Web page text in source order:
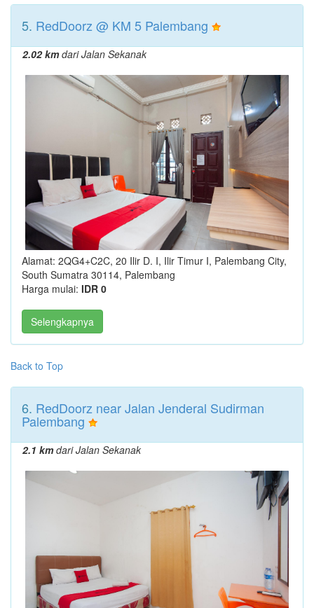
5. RedDoorz @ KM 5 Palembang
2.02 kmdari Jalan Sekanak
Alamat: 2QG4+C2C, 20 Ilir D. I, Ilir Timur I, Palembang City,
South Sumatra 30114, Palembang
Harga mulai: IDR 0
Selengkapnya
Back to Top
6. RedDoorz near Jalan Jenderal Sudirman
Palembang
2.1 kmdari Jalan Sekanak